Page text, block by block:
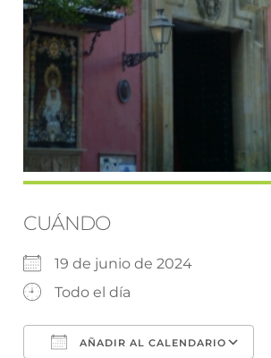
CUÁNDO
19 de junio de 2024
Todo el día
AÑADIR AL CALENDARIO